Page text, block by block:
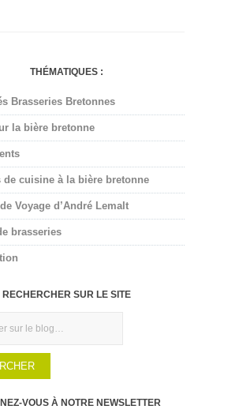
THÉMATIQUES :
Brasseries Bretonnes
la bière bretonne
de cuisine à la bière bretonne
Voyage d’André Lemalt
brasseries
RECHERCHER SUR LE SITE
VOUS À NOTRE NEWSLETTER